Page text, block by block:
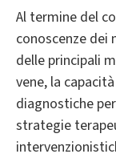
Al termine del
conoscenze
delle principali
vene, la
diagnostiche
strategie